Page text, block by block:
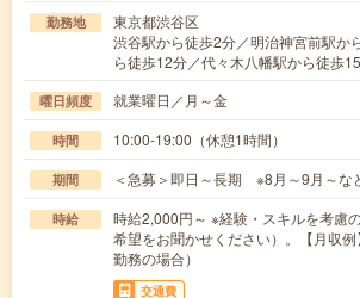
勤務地
東京都渋谷区
渋谷駅から徒歩2分／明治神宮前駅か
ら徒歩12分／代々木八幡駅から徒歩
曜日頻度 就業曜日／月～金
時間 10:00-19:00（休憩1時間）
期間 ＜急募＞即日～長期 ※8月～9月～な
時給
時給2,000円～ ※経験・スキルを考慮
希望をお聞かせください）。【月収
勤務の場合）
交通費